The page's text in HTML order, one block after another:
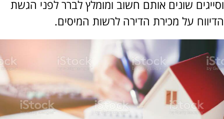
שונים אותם חשוב ומומלץ לברר לפני הגשת
על מכירת הדירה לרשות המיסים.